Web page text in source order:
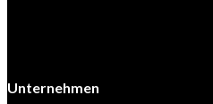
Unternehmen